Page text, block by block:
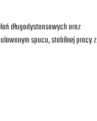
długodystansowych oraz
spucu, stabilnej pracy z